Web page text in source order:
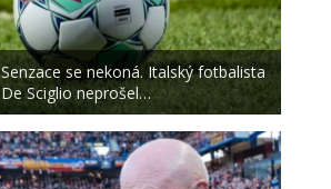
Senzace se nekoná. Italský fotbalista
De Sciglio neprošel…